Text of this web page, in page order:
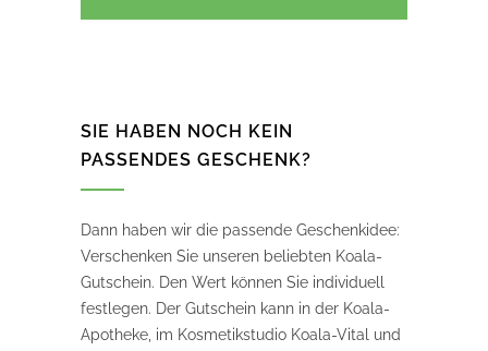
SIE HABEN NOCH KEIN
PASSENDES GESCHENK?
Dann haben wir die passende Geschenkidee:
Verschenken Sie unseren beliebten Koala-
Gutschein. Den Wert können Sie individuell
festlegen. Der Gutschein kann in der Koala-
Apotheke, im Kosmetikstudio Koala-Vital und